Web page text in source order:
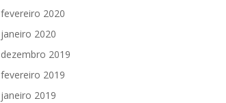
fevereiro 2020
janeiro 2020
dezembro 2019
fevereiro 2019
janeiro 2019